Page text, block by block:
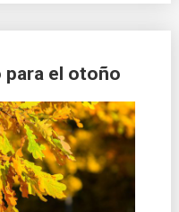
para el otoño